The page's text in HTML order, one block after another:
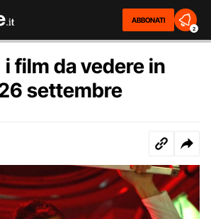
ABBONATI
2
film da vedere in
settembre